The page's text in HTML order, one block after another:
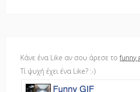
Κάνε ένα Like αν σου άρεσε τοfunny
Τί ψυχή έχει ένα Like? :-)